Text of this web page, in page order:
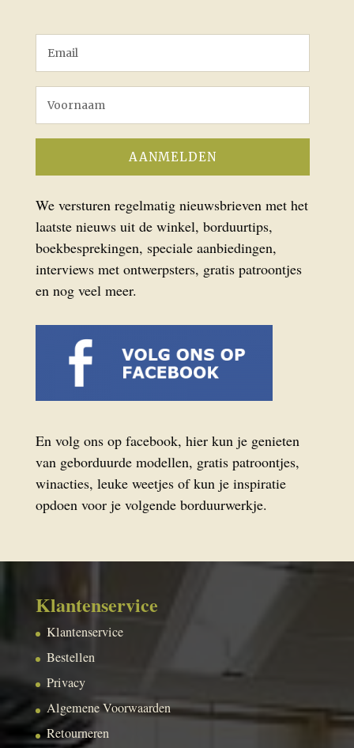
We versturen regelmatig nieuwsbrieven met het
laatste nieuws uit de winkel, borduurtips,
boekbesprekingen, speciale aanbiedingen,
interviews met ontwerpsters, gratis patroontjes
en nog veel meer.
En volg ons op facebook, hier kun je genieten
van geborduurde modellen, gratis patroontjes,
winacties, leuke weetjes of kun je inspiratie
opdoen voor je volgende borduurwerkje.
Klantenservice
Klantenservice
Bestellen
Privacy
Algemene Voorwaarden
Retourneren